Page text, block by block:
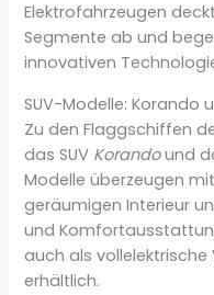
Elektrofahrzeugen
Segmente ab und
innovativen
SUV-Modelle: Korando
Zu den Flaggschiffen
das SUV Korandound
Modelle überzeugen
geräumigen Interieur
und
auch als vollelektrische
erhältlich.